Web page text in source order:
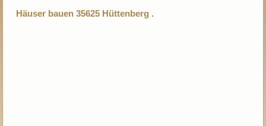
Häuser bauen 35625 Hüttenberg .